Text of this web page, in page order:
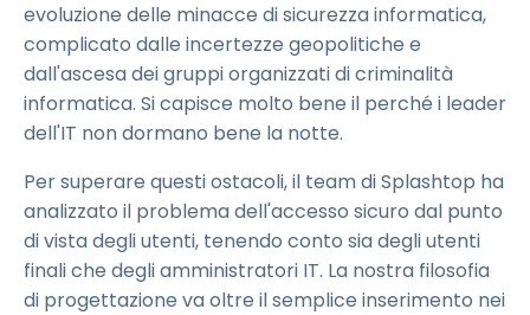
evoluzione delle minacce di sicurezza informatica,
complicato dalle incertezze geopolitiche e
dall'ascesa dei gruppi organizzati di criminalità
informatica. Si capisce molto bene il perché i leader
dell'IT non dormano bene la notte.
Per superare questi ostacoli, il team di Splashtop ha
analizzato il problema dell'accesso sicuro dal punto
di vista degli utenti, tenendo conto sia degli utenti
finali che degli amministratori IT. La nostra filosofia
di progettazione va oltre il semplice inserimento nei